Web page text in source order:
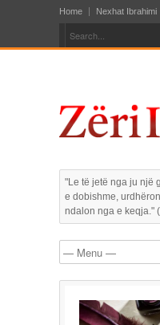
Home Nexhat Ibrahimi
"Le të jetë nga ju një
e dobishme,
ndalon nga e keqja."